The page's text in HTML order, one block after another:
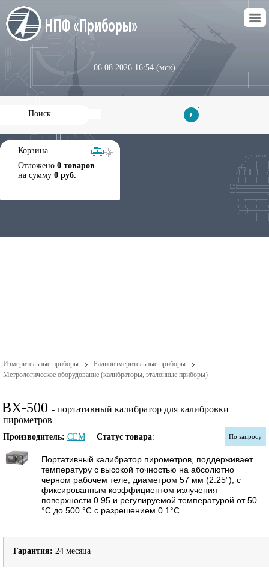
06.08.2026 16:54 (мск)
Корзина
Отложено 0 товаров
на сумму 0 руб.
Измерительные приборы
Радиоизмерительные приборы
Метрологическое оборудование (калибраторы, эталонные приборы)
BX-500 - портативный калибратор для калибровки
пирометров
Производитель: CEM Статус товара: По запросу
Портативный калибратор пирометров, поддерживает
температуру с высокой точностью на абсолютно
черном рабочем теле, диаметром 57 мм (2.25”), с
фиксированным коэффициентом излучения
поверхности 0.95 и регулируемой температурой от 50
°С до 500 °С с разрешением 0.1°С.
Гарантия: 24 месяца